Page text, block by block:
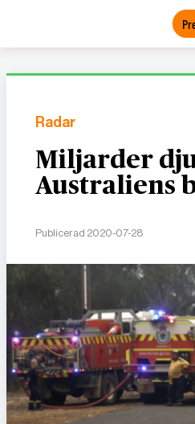
Radar
Miljarder
Australiens
Publicerad 2020-07-28